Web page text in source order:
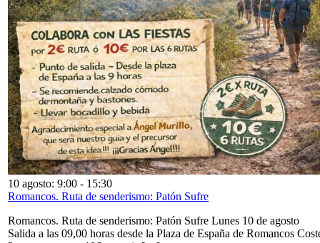
10 agosto: 9:00 - 15:30
Romancos. Ruta de senderismo: Patón Sufre
Romancos. Ruta de senderismo: Patón Sufre Lunes 10 de agosto
Salida a las 09,00 horas desde la Plaza de España de Romancos